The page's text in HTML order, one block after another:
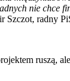
nie chce
Szczot, radny
ruszą,